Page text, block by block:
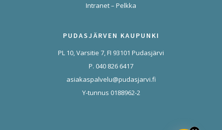
Intranet – Pelkka
PUDASJÄRVEN KAUPUNKI
PL 10, Varsitie 7, FI 93101 Pudasjärvi
P. 040 826 6417
asiakaspalvelu@pudasjarvi.fi
Y-tunnus 0188962-2